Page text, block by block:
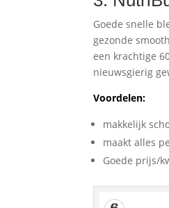
Goede snelle
gezonde
een krachtige
nieuwsgierig
Voordelen:
makkelijk
maakt alles
Goede prijs/